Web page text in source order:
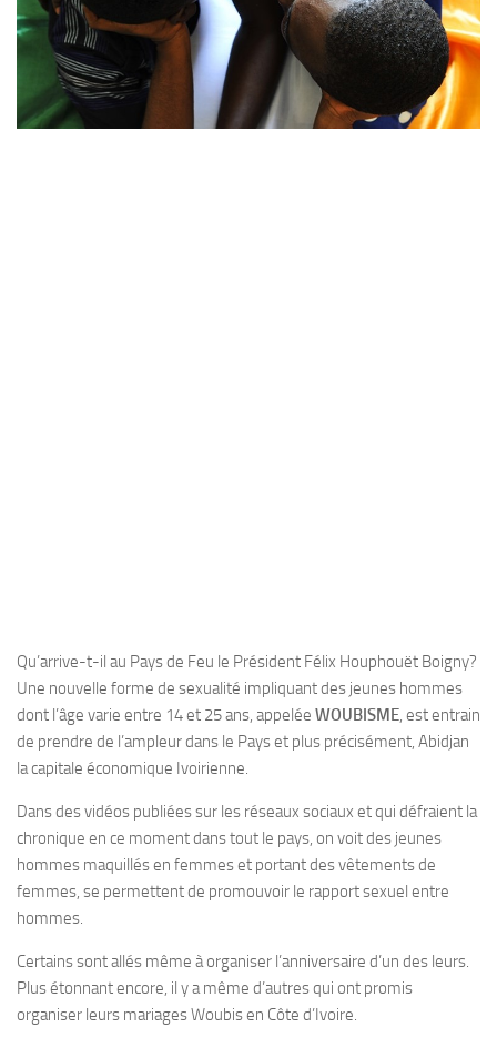
Qu’arrive-t-il au Pays de Feu le Président Félix Houphouët Boigny?
Une nouvelle forme de sexualité impliquant des jeunes hommes
dont l’âge varie entre 14 et 25 ans, appelée WOUBISME, est entrain
de prendre de l’ampleur dans le Pays et plus précisément, Abidjan
la capitale économique Ivoirienne.
Dans des vidéos publiées sur les réseaux sociaux et qui défraient la
chronique en ce moment dans tout le pays, on voit des jeunes
hommes maquillés en femmes et portant des vêtements de
femmes, se permettent de promouvoir le rapport sexuel entre
hommes.
Certains sont allés même à organiser l’anniversaire d’un des leurs.
Plus étonnant encore, il y a même d’autres qui ont promis
organiser leurs mariages Woubis en Côte d’Ivoire.